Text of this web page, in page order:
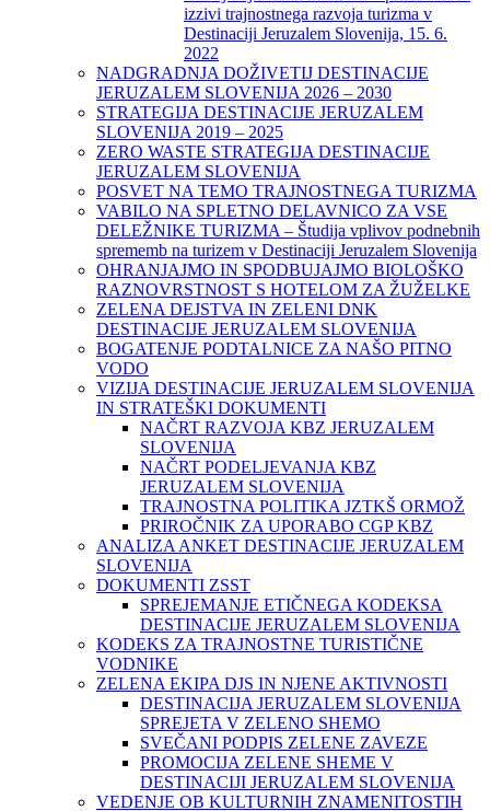
izzivi trajnostnega razvoja turizma v
Destinaciji Jeruzalem Slovenija, 15. 6.
2022
NADGRADNJA DOŽIVETIJ DESTINACIJE
JERUZALEM SLOVENIJA 2026 – 2030
STRATEGIJA DESTINACIJE JERUZALEM
SLOVENIJA 2019 – 2025
ZERO WASTE STRATEGIJA DESTINACIJE
JERUZALEM SLOVENIJA
POSVET NA TEMO TRAJNOSTNEGA TURIZMA
VABILO NA SPLETNO DELAVNICO ZA VSE
DELEŽNIKE TURIZMA – Študija vplivov podnebnih
sprememb na turizem v Destinaciji Jeruzalem Slovenija
OHRANJAJMO IN SPODBUJAJMO BIOLOŠKO
RAZNOVRSTNOST S HOTELOM ZA ŽUŽELKE
ZELENA DEJSTVA IN ZELENI DNK
DESTINACIJE JERUZALEM SLOVENIJA
BOGATENJE PODTALNICE ZA NAŠO PITNO
VODO
VIZIJA DESTINACIJE JERUZALEM SLOVENIJA
IN STRATEŠKI DOKUMENTI
NAČRT RAZVOJA KBZ JERUZALEM
SLOVENIJA
NAČRT PODELJEVANJA KBZ
JERUZALEM SLOVENIJA
TRAJNOSTNA POLITIKA JZTKŠ ORMOŽ
PRIROČNIK ZA UPORABO CGP KBZ
ANALIZA ANKET DESTINACIJE JERUZALEM
SLOVENIJA
DOKUMENTI ZSST
SPREJEMANJE ETIČNEGA KODEKSA
DESTINACIJE JERUZALEM SLOVENIJA
KODEKS ZA TRAJNOSTNE TURISTIČNE
VODNIKE
ZELENA EKIPA DJS IN NJENE AKTIVNOSTI
DESTINACIJA JERUZALEM SLOVENIJA
SPREJETA V ZELENO SHEMO
SVEČANI PODPIS ZELENE ZAVEZE
PROMOCIJA ZELENE SHEME V
DESTINACIJI JERUZALEM SLOVENIJA
VEDENJE OB KULTURNIH ZNAMENITOSTIH